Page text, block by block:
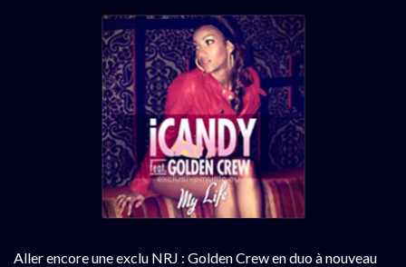
Aller encore une exclu NRJ : Golden Crew en duo à nouveau